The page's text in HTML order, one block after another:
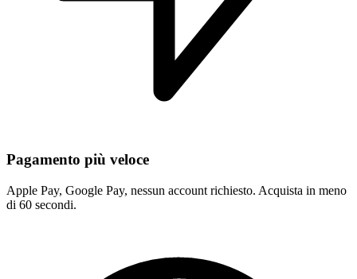
Pagamento più veloce
Apple Pay, Google Pay, nessun account richiesto. Acquista in meno
di 60 secondi.